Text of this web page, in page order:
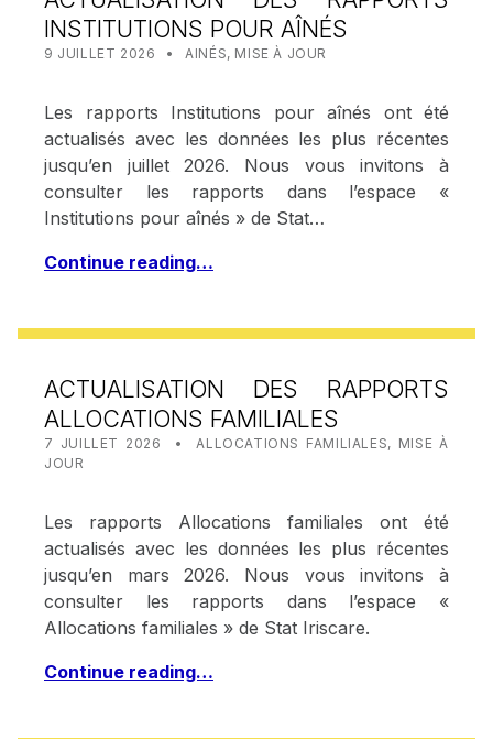
INSTITUTIONS POUR AÎNÉS
POSTED ON:
9 JUILLET 2026 WRITTEN BY:
STAT IRISCARE
CATEGORIZED IN:
AINÉS, MISE À JOUR
Les rapports Institutions pour aînés ont été
actualisés avec les données les plus récentes
jusqu’en juillet 2026. Nous vous invitons à
consulter les rapports dans l’espace «
Institutions pour aînés » de Stat…
Continue reading…
ACTUALISATION DES RAPPORTS
ALLOCATIONS FAMILIALES
POSTED ON:
7 JUILLET 2026 WRITTEN BY:
STAT IRISCARE
CATEGORIZED IN:
ALLOCATIONS FAMILIALES, MISE À
JOUR
Les rapports Allocations familiales ont été
actualisés avec les données les plus récentes
jusqu’en mars 2026. Nous vous invitons à
consulter les rapports dans l’espace «
Allocations familiales » de Stat Iriscare.
Continue reading…